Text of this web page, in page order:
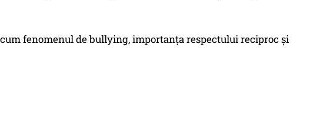
fenomenul de bullying, importanța respectului reciproc și